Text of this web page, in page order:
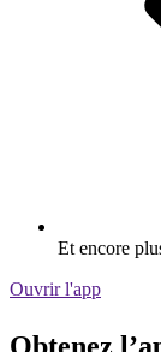
Et encore
Ouvrir l'app